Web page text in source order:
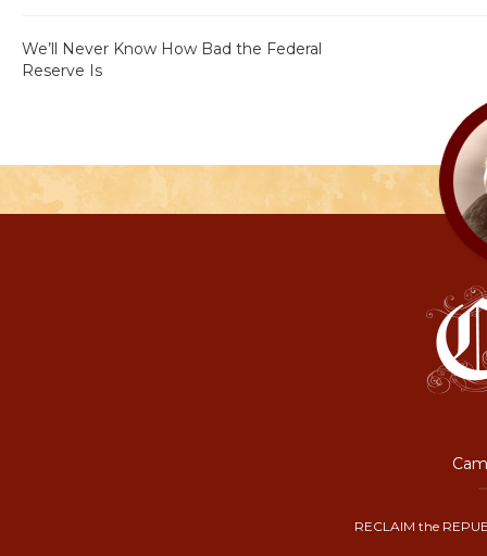
We’ll Never Know How Bad the Federal
Reserve Is
RECLAIM the